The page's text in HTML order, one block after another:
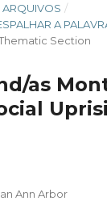
ARQUIVOS /
A
Section
as
Ann Arbor